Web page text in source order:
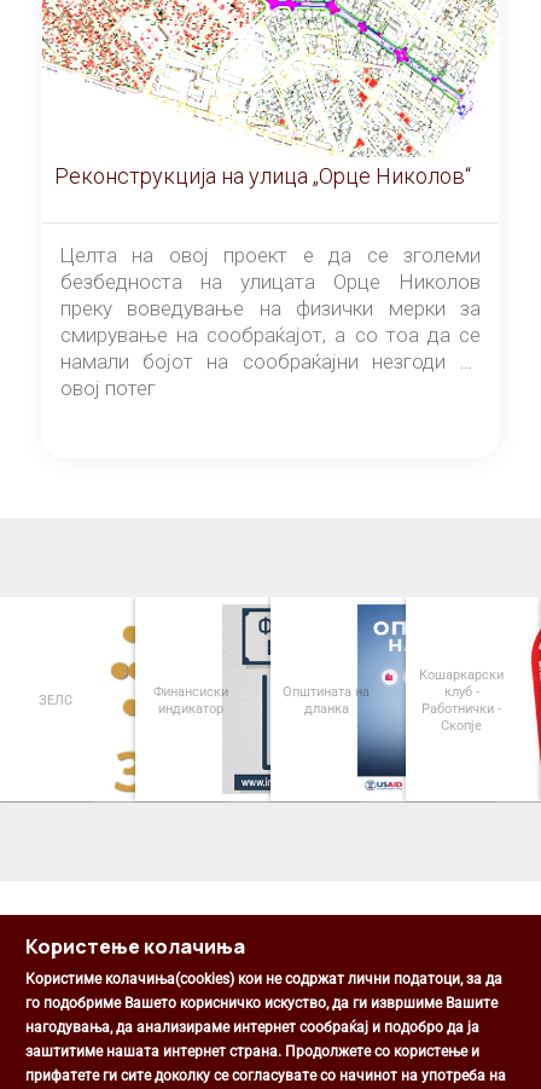
Реконструкција на улица „Орце Николов“
Целта на овој проект е да се зголеми
безбедноста на улицата Орце Николов
преку воведување на физички мерки за
смирување на сообраќајот, а со тоа да се
намали бојот на сообраќајни незгоди на
овој потег
ЗЕЛС
Финансиски
индикатор
Општината на
дланка
Кошаркарски
клуб -
Работнички -
Скопје
Општина Центар
Михаил Цоков бр. 1, Скопје
Користење колачиња
Користиме колачиња(cookies) кои не содржат лични податоци, за да
го подобриме Вашето корисничко искуство, да ги извршиме Вашите
нагодувања, да анализираме интернет сообраќај и подобро да ја
заштитиме нашата интернет страна. Продолжете со користење и
прифатете ги сите доколку се согласувате со начинот на употреба на